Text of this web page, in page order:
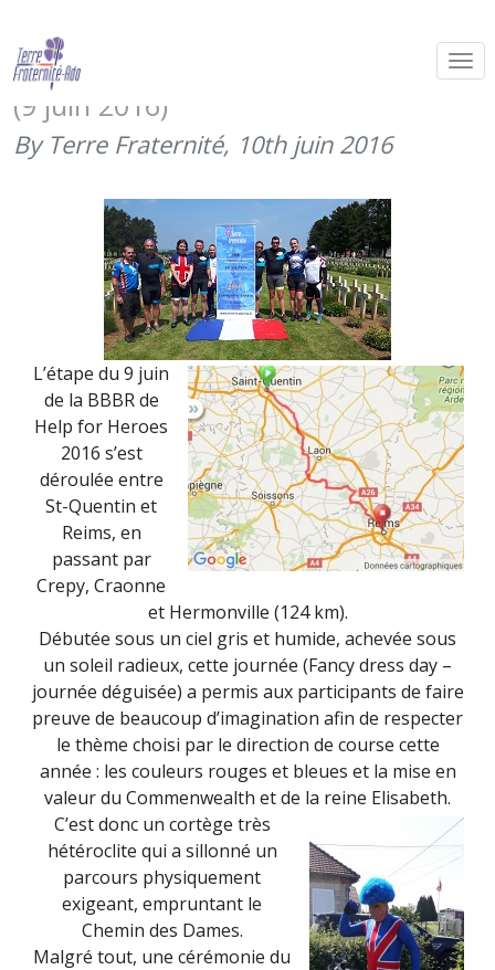
Big Battlefield Bike Ride 2016 –
4ème étape – Saint-Quentin – Reims
(9 juin 2016)
By Terre Fraternité, 10th juin 2016
L’étape du 9 juin
de la BBBR de
Help for Heroes
2016 s’est
déroulée entre
St-Quentin et
Reims, en
passant par
Crepy, Craonne
et Hermonville (124 km).
Débutée sous un ciel gris et humide, achevée sous
un soleil radieux, cette journée (Fancy dress day –
journée déguisée) a permis aux participants de faire
preuve de beaucoup d’imagination afin de respecter
le thème choisi par le direction de course cette
année : les couleurs rouges et bleues et la mise en
valeur du Commenwealth et de la reine Elisabeth.
C’est donc un cortège très
hétéroclite qui a sillonné un
parcours physiquement
exigeant, empruntant le
Chemin des Dames.
Malgré tout, une cérémonie du